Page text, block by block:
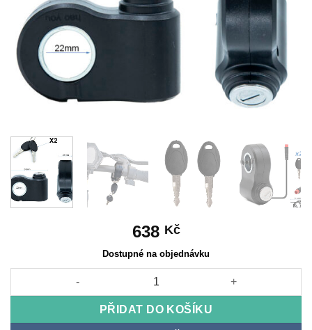
638 Kč
Dostupné na objednávku
Zapalování pro Kukirin G2 Pro množství
PŘIDAT DO KOŠÍKU